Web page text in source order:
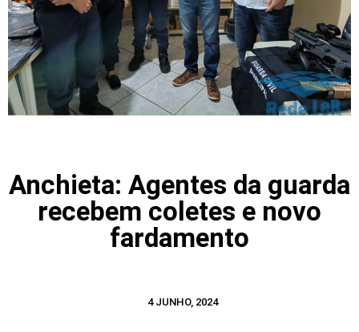
Anchieta: Agentes da guarda
recebem coletes e novo
fardamento
4 JUNHO, 2024